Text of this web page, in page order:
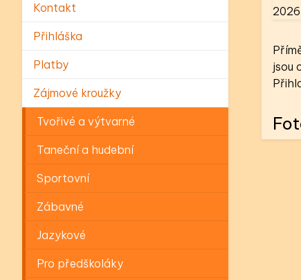
jsou
Kontakt
Přihláška
Platby
Zájmové kroužky
Tvořivé a výtvarné
Taneční a hudební
Sportovní
Zábavné
Jazykové
Pro předškoláky